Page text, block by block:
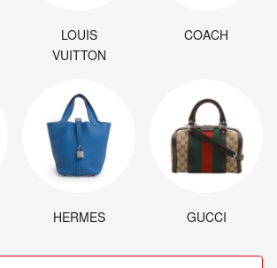
LOUIS
VUITTON
COACH
HERMES GUCCI